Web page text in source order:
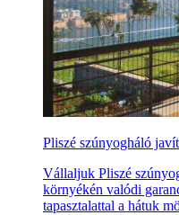
Pliszé szúnyogháló
Vállaljuk Pliszé
környékén valódi
tapasztalattal a hátuk